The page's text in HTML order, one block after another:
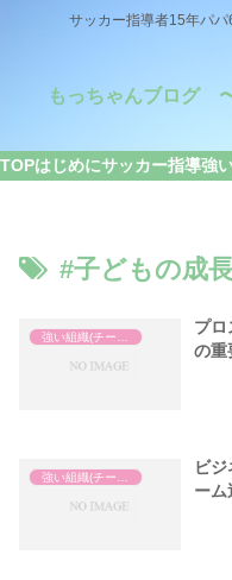
サッカー指導者15年パ
もっちゃんブログ
TOPはじめにサッカー指導強
#子どもの成
強い組織(チーム)の作り方
プロ
の重
ビ
ーム